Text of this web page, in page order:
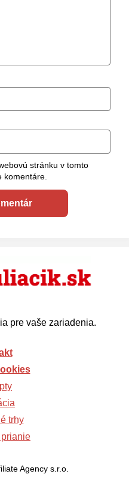
stránku v tomto
komentáre.
pre vaše zariadenia.
trhy
Agency s.r.o.